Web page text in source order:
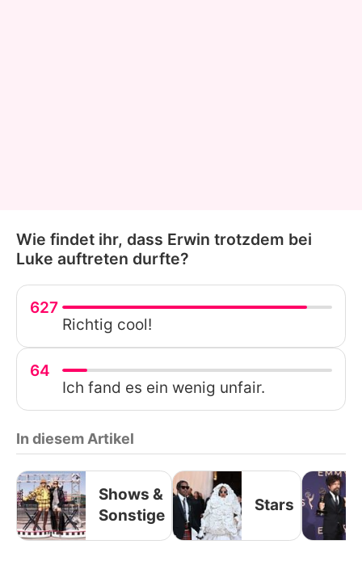
Wie findet ihr, dass Erwin trotzdem bei
Luke auftreten durfte?
627
Richtig cool!
64
Ich fand es ein wenig unfair.
In diesem Artikel
Shows &
Sonstige
Stars